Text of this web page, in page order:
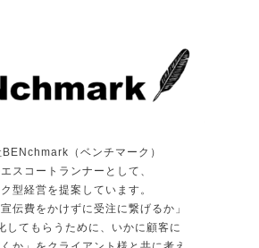
（ベンチマーク）
スコートランナーとして、
型経営を提案しています。
宣伝費をかけずに受注に繋げるか」
してもらうために、いかに顧客に